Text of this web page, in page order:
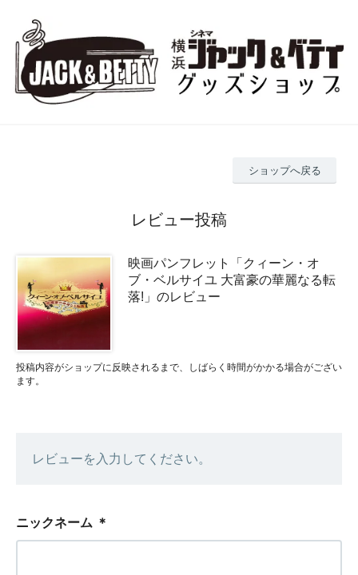
ショップへ戻る
レビュー投稿
映画パンフレット「クィーン・オ
ブ・ベルサイユ 大富豪の華麗なる転
落!」のレビュー
投稿内容がショップに反映されるまで、しばらく時間がかかる場合がござい
ます。
レビューを入力してください。
ニックネーム ＊